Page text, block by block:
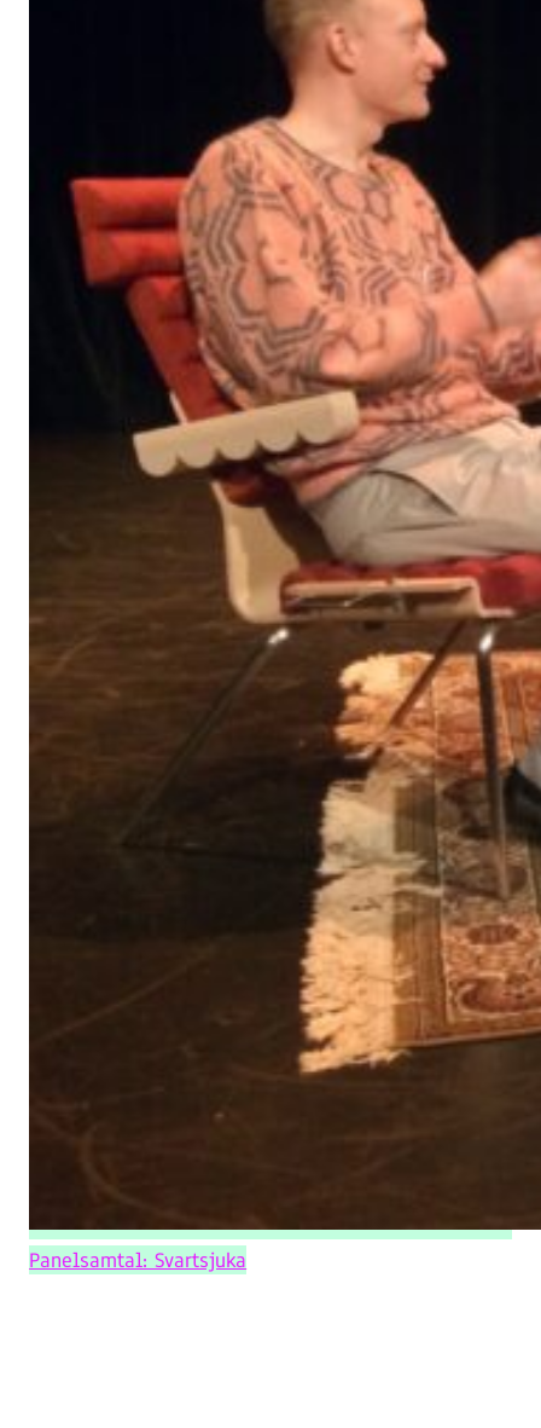
Panelsamtal: Svartsjuka